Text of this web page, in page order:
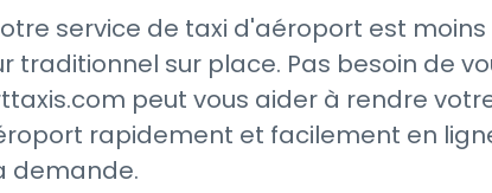
service de taxi d'aéroport est
traditionnel sur place. Pas besoin de
peut vous aider à rendre
rapidement et facilement en
demande.